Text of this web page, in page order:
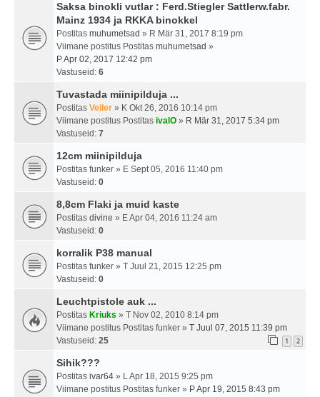
Saksa binokli vutlar : Ferd.Stiegler Sattlerw.fabr.
Mainz 1934 ja RKKA binokkel
Postitas muhumetsad » R Mär 31, 2017 8:19 pm
Viimane postitus Postitas muhumetsad »
P Apr 02, 2017 12:42 pm
Vastuseid: 6
Tuvastada miinipilduja ...
Postitas Veiler » K Okt 26, 2016 10:14 pm
Viimane postitus Postitas ivalO » R Mär 31, 2017 5:34 pm
Vastuseid: 7
12cm miinipilduja
Postitas funker » E Sept 05, 2016 11:40 pm
Vastuseid: 0
8,8cm Flaki ja muid kaste
Postitas divine » E Apr 04, 2016 11:24 am
Vastuseid: 0
korralik P38 manual
Postitas funker » T Juul 21, 2015 12:25 pm
Vastuseid: 0
Leuchtpistole auk ...
Postitas Kriuks » T Nov 02, 2010 8:14 pm
Viimane postitus Postitas funker » T Juul 07, 2015 11:39 pm
Vastuseid: 25 1 2
Sihik???
Postitas ivar64 » L Apr 18, 2015 9:25 pm
Viimane postitus Postitas funker » P Apr 19, 2015 8:43 pm